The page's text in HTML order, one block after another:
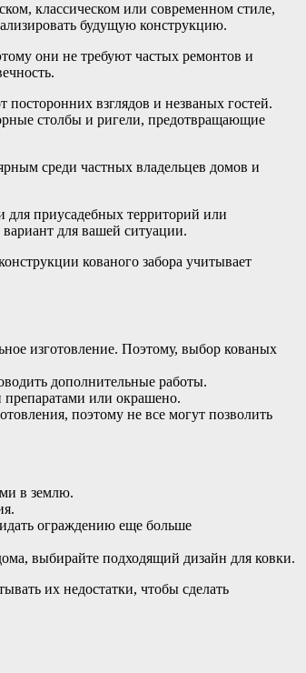
классическом или современном стиле,
будущую конструкцию.
они не требуют частых ремонтов и
взглядов и незваных гостей.
столбы и ригели, предотвращающие
среди частных владельцев домов и
для приусадебных территорий или
для вашей ситуации.
кованого забора учитывает
изготовление. Поэтому, выбор кованых
дополнительные работы.
или окрашено.
поэтому не все могут позволить
в землю.
ограждению еще больше
выбирайте подходящий дизайн для ковки.
их недостатки, чтобы сделать